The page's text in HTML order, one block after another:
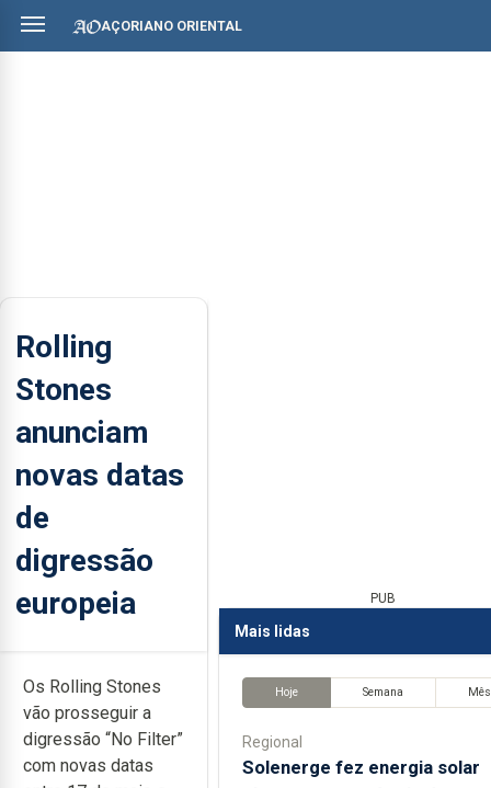
AÇORIANO ORIENTAL
Rolling
Stones
anunciam
novas datas
de
digressão
europeia
Os Rolling Stones
vão prosseguir a
digressão “No Filter”
com novas datas
PUB
Mais lidas
Hoje Semana Mês
Regional
Solenerge fez energia solar